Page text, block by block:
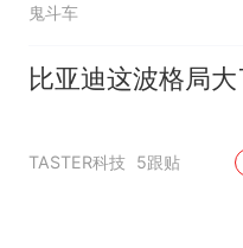
鬼斗车
比亚迪这波格局大
TASTER科技 5跟贴